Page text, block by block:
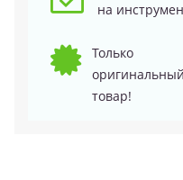
на
Только
оригинальный
товар!